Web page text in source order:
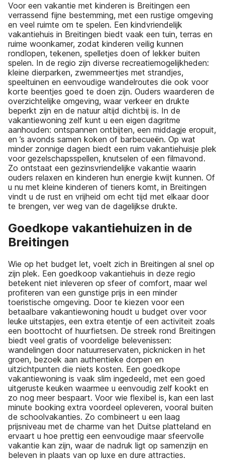
Voor een vakantie met kinderen is Breitingen een
verrassend fijne bestemming, met een rustige omgeving
en veel ruimte om te spelen. Een kindvriendelijk
vakantiehuis in Breitingen biedt vaak een tuin, terras en
ruime woonkamer, zodat kinderen veilig kunnen
rondlopen, tekenen, spelletjes doen of lekker buiten
spelen. In de regio zijn diverse recreatiemogelijkheden:
kleine dierparken, zwemmeertjes met strandjes,
speeltuinen en eenvoudige wandelroutes die ook voor
korte beentjes goed te doen zijn. Ouders waarderen de
overzichtelijke omgeving, waar verkeer en drukte
beperkt zijn en de natuur altijd dichtbij is. In de
vakantiewoning zelf kunt u een eigen dagritme
aanhouden: ontspannen ontbijten, een middagje eropuit,
en ’s avonds samen koken of barbecueën. Op wat
minder zonnige dagen biedt een ruim vakantiehuisje plek
voor gezelschapsspellen, knutselen of een filmavond.
Zo ontstaat een gezinsvriendelijke vakantie waarin
ouders relaxen en kinderen hun energie kwijt kunnen. Of
u nu met kleine kinderen of tieners komt, in Breitingen
vindt u de rust en vrijheid om echt tijd met elkaar door
te brengen, ver weg van de dagelijkse drukte.
Goedkope vakantiehuizen in de
Breitingen
Wie op het budget let, voelt zich in Breitingen al snel op
zijn plek. Een goedkoop vakantiehuis in deze regio
betekent niet inleveren op sfeer of comfort, maar wel
profiteren van een gunstige prijs in een minder
toeristische omgeving. Door te kiezen voor een
betaalbare vakantiewoning houdt u budget over voor
leuke uitstapjes, een extra etentje of een activiteit zoals
een boottocht of huurfietsen. De streek rond Breitingen
biedt veel gratis of voordelige belevenissen:
wandelingen door natuurreservaten, picknicken in het
groen, bezoek aan authentieke dorpen en
uitzichtpunten die niets kosten. Een goedkope
vakantiewoning is vaak slim ingedeeld, met een goed
uitgeruste keuken waarmee u eenvoudig zelf kookt en
zo nog meer bespaart. Voor wie flexibel is, kan een last
minute booking extra voordeel opleveren, vooral buiten
de schoolvakanties. Zo combineert u een laag
prijsniveau met de charme van het Duitse platteland en
ervaart u hoe prettig een eenvoudige maar sfeervolle
vakantie kan zijn, waar de nadruk ligt op samenzijn en
beleven in plaats van op luxe en dure attracties.